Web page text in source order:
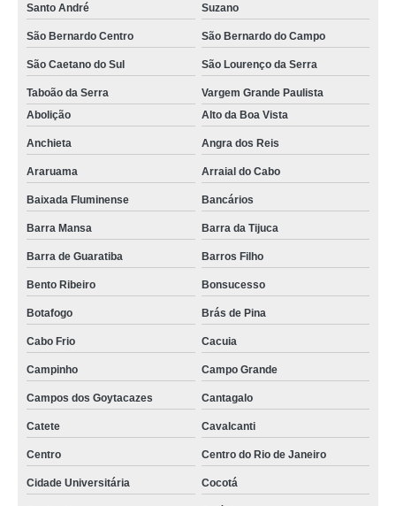
mini data center servidor orçamento ABC
mdc mini data center valor Rocha
preço de mini data center Parque Anchieta
mini data center para ti valor Pirituba
comprar mini data center rack Centro de São Paulo
mini data center rack valor Fazenda Morumbi
mdc mini data center Nova Friburgo
comprar mini data center para redes e ti Araruama
preço de mini data center para servidor Santa Efigênia
preço de mini data center rack para servidor Botafogo
mini data center rack para servidor valor Santo Antônio da Posse
mini data center ti valor Caieiras
mini rack servidor data center valor Higienópolis
mini data center Engenheiro Goulart
Santo André Suzano
São Bernardo Centro São Bernardo do Campo
São Caetano do Sul São Lourenço da Serra
Taboão da Serra
Vargem Grande Paulista
Abolição
Alto da Boa Vista
Anchieta Angra dos Reis
Araruama Arraial do Cabo
Baixada Fluminense Bancários
Barra Mansa Barra da Tijuca
Barra de Guaratiba Barros Filho
Bento Ribeiro Bonsucesso
Botafogo Brás de Pina
Cabo Frio Cacuia
Campinho Campo Grande
Campos dos Goytacazes Cantagalo
Catete Cavalcanti
Centro Centro do Rio de Janeiro
Cidade Universitária Cocotá